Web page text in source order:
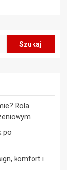
Rola
po
komfort i